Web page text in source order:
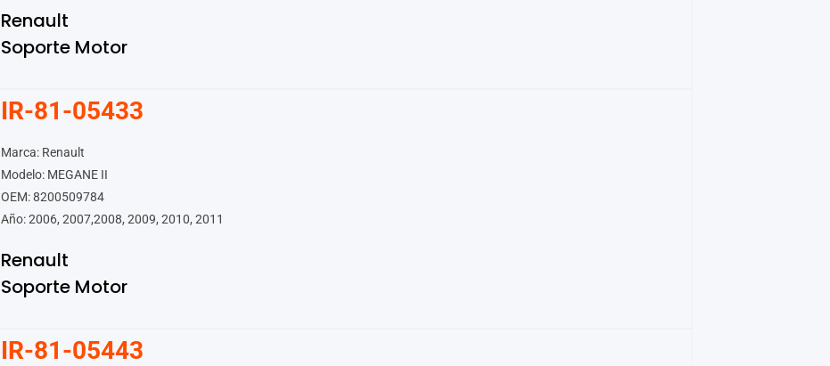
Renault
Soporte Motor
IR-81-05433
Marca: Renault
Modelo: MEGANE II
OEM: 8200509784
Año: 2006, 2007,2008, 2009, 2010, 2011
Renault
Soporte Motor
IR-81-05443